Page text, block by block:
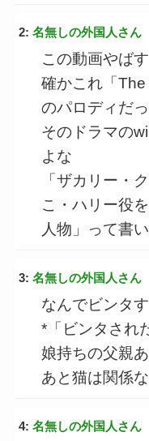
2: 名無しの外国人さん
この動画やば
確かこれ「
のパロディだっ
そのドラマの
よな
「ザカリー・
こ・ハリー役
人物」って書
3: 名無しの外国人さん
なんでビンタ
*「ビンタされ
娘持ちの父親あ
あと猫は関係
4: 名無しの外国人さん